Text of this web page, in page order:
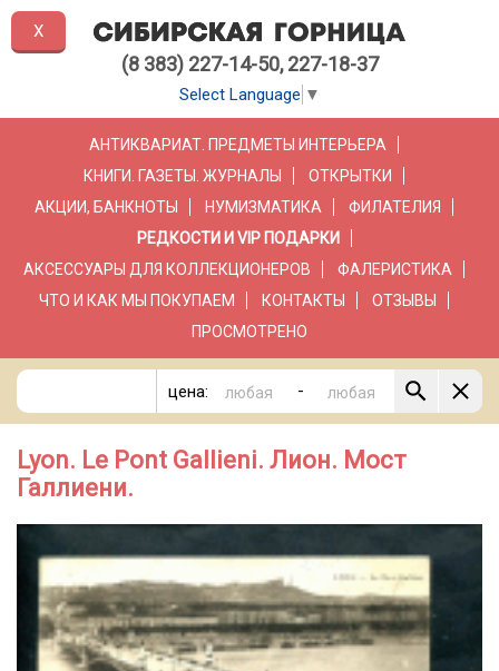
(8 383) 227-14-50, 227-18-37
Select Language ▼
АНТИКВАРИАТ. ПРЕДМЕТЫ ИНТЕРЬЕРА
КНИГИ. ГАЗЕТЫ. ЖУРНАЛЫ
ОТКРЫТКИ
АКЦИИ, БАНКНОТЫ
НУМИЗМАТИКА
ФИЛАТЕЛИЯ
РЕДКОСТИ И VIP ПОДАРКИ
АКСЕССУАРЫ ДЛЯ КОЛЛЕКЦИОНЕРОВ
ФАЛЕРИСТИКА
ЧТО И КАК МЫ ПОКУПАЕМ
КОНТАКТЫ
ОТЗЫВЫ
ПРОСМОТРЕНО
цена: -
Lyon. Le Pont Gallieni. Лион. Мост
Галлиени.
X